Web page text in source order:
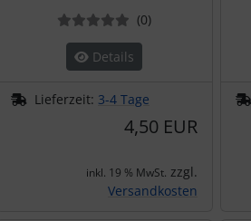
(0Bewertungen
)
Details
Lieferzeit: 3-4 Tage
4,50 EUR
inkl. 19 % MwSt. zzgl.
Versandkosten